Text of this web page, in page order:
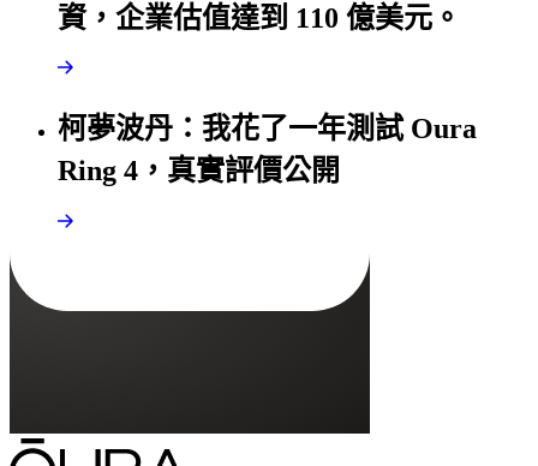
資，企業估值達到 110 億美元。
柯夢波丹：我花了一年測試 Oura
Ring 4，真實評價公開